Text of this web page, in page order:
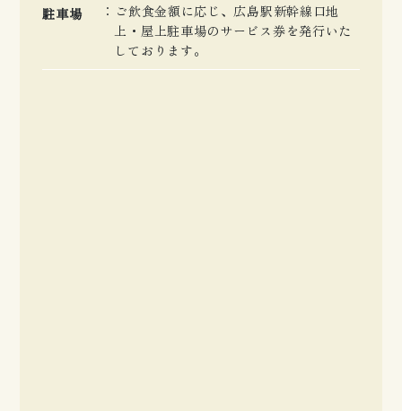
駐車場
ご飲食金額に応じ、広島駅新幹線口地
上・屋上駐車場のサービス券を発行いた
しております。